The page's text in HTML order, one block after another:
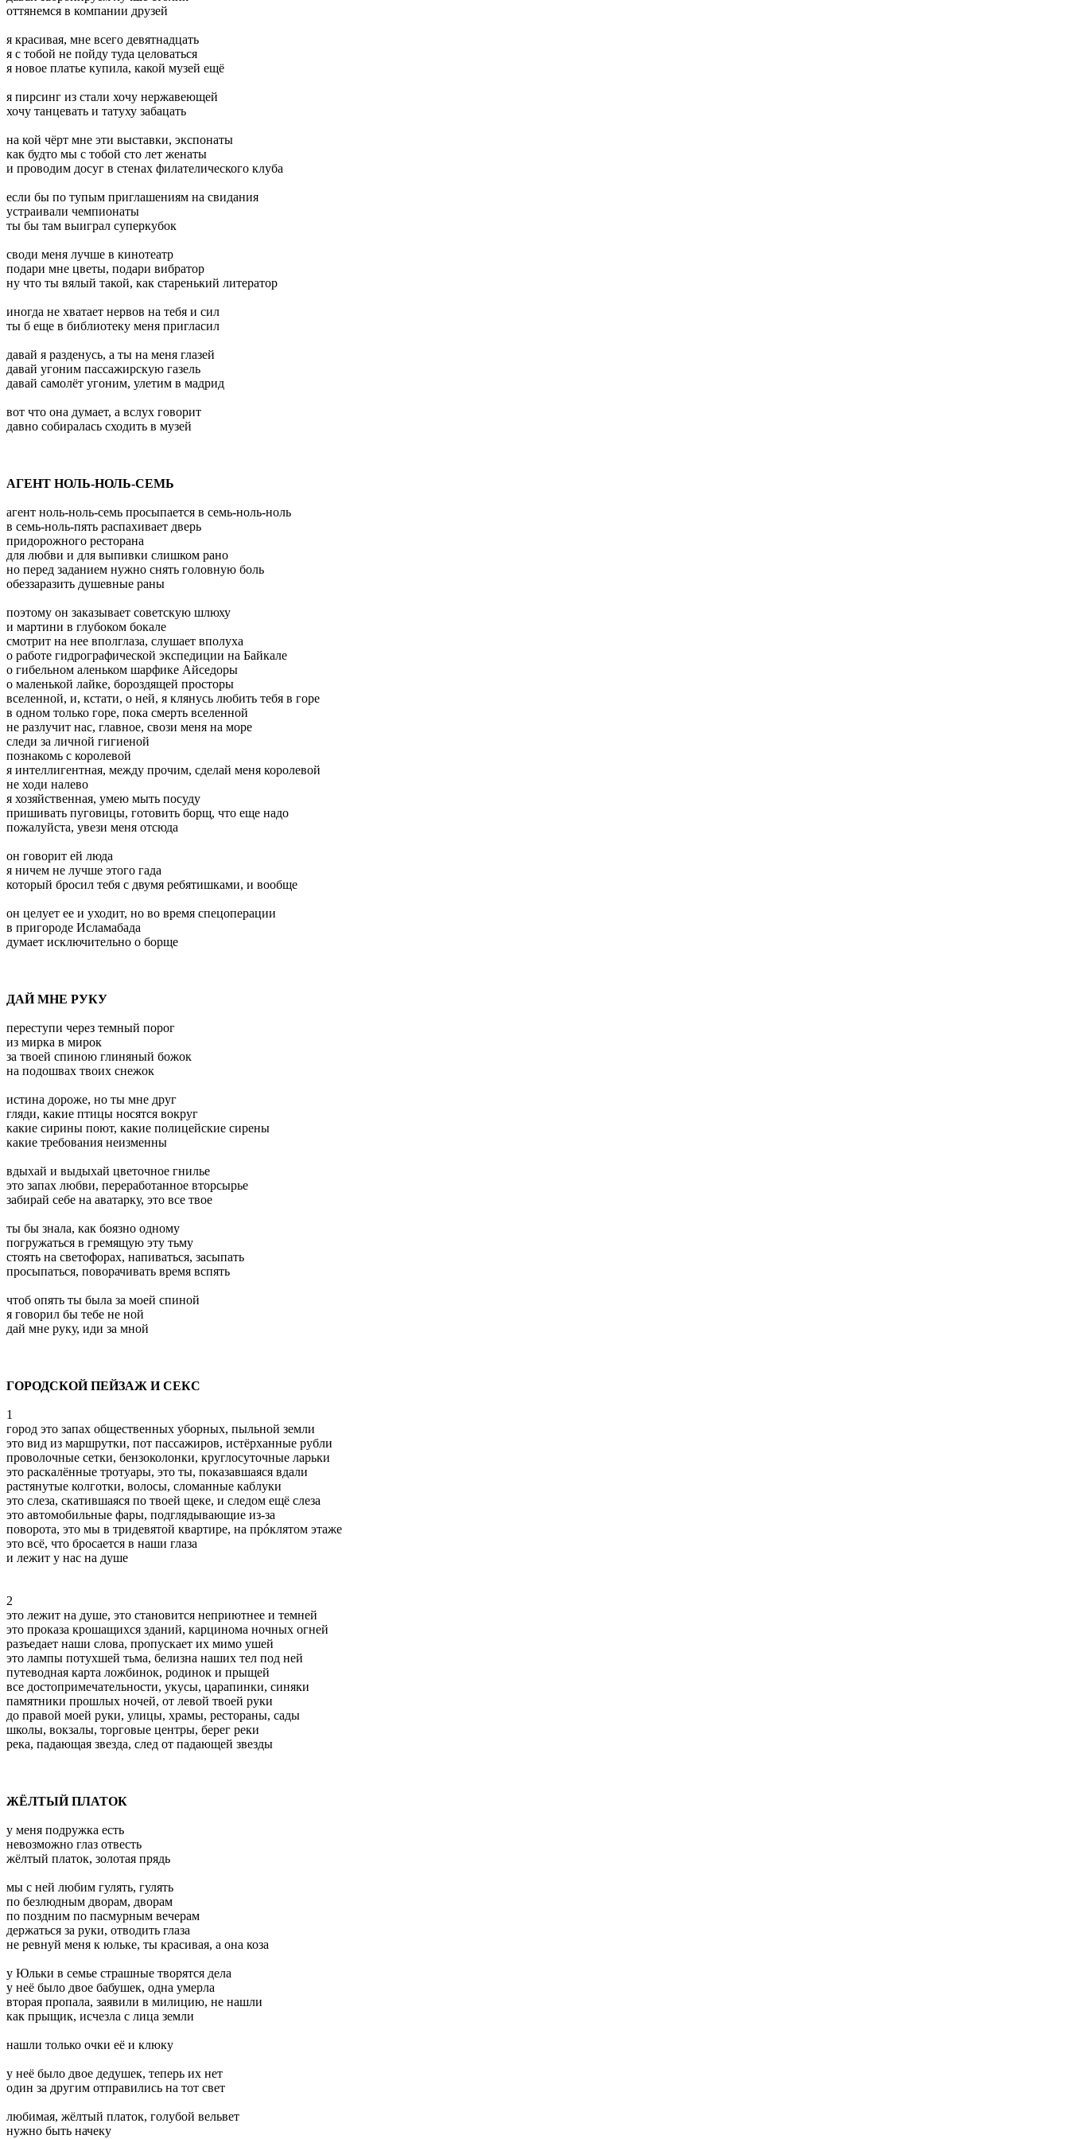
оттянемся в компании друзей
я красивая, мне всего девятнадцать
я с тобой не пойду туда целоваться
я новое платье купила, какой музей ещё
я пирсинг из стали хочу нержавеющей
хочу танцевать и татуху забацать
на кой чёрт мне эти выставки, экспонаты
как будто мы с тобой сто лет женаты
и проводим досуг в стенах филателического клуба
если бы по тупым приглашениям на свидания
устраивали чемпионаты
ты бы там выиграл суперкубок
своди меня лучше в кинотеатр
подари мне цветы, подари вибратор
ну что ты вялый такой, как старенький литератор
иногда не хватает нервов на тебя и сил
ты б еще в библиотеку меня пригласил
давай я разденусь, а ты на меня глазей
давай угоним пассажирскую газель
давай самолёт угоним, улетим в мадрид
вот что она думает, а вслух говорит
давно собиралась сходить в музей
АГЕНТ НОЛЬ-НОЛЬ-СЕМЬ
агент ноль-ноль-семь просыпается в семь-ноль-ноль
в семь-ноль-пять распахивает дверь
придорожного ресторана
для любви и для выпивки слишком рано
но перед заданием нужно снять головную боль
обеззаразить душевные раны
поэтому он заказывает советскую шлюху
и мартини в глубоком бокале
смотрит на нее вполглаза, слушает вполуха
о работе гидрографической экспедиции на Байкале
о гибельном аленьком шарфике Айседоры
о маленькой лайке, бороздящей просторы
вселенной, и, кстати, о ней, я клянусь любить тебя в горе
в одном только горе, пока смерть вселенной
не разлучит нас, главное, свози меня на море
следи за личной гигиеной
познакомь с королевой
я интеллигентная, между прочим, сделай меня королевой
не ходи налево
я хозяйственная, умею мыть посуду
пришивать пуговицы, готовить борщ, что еще надо
пожалуйста, увези меня отсюда
он говорит ей люда
я ничем не лучше этого гада
который бросил тебя с двумя ребятишками, и вообще
он целует ее и уходит, но во время спецоперации
в пригороде Исламабада
думает исключительно о борще
ДАЙ МНЕ РУКУ
переступи через темный порог
из мирка в мирок
за твоей спиною глиняный божок
на подошвах твоих снежок
истина дороже, но ты мне друг
гляди, какие птицы носятся вокруг
какие сирины поют, какие полицейские сирены
какие требования неизменны
вдыхай и выдыхай цветочное гнилье
это запах любви, переработанное вторсырье
забирай себе на аватарку, это все твое
ты бы знала, как боязно одному
погружаться в гремящую эту тьму
стоять на светофорах, напиваться, засыпать
просыпаться, поворачивать время вспять
чтоб опять ты была за моей спиной
я говорил бы тебе не ной
дай мне руку, иди за мной
ГОРОДСКОЙ ПЕЙЗАЖ И СЕКС
1
город это запах общественных уборных, пыльной земли
это вид из маршрутки, пот пассажиров, истёрханные рубли
проволочные сетки, бензоколонки, круглосуточные ларьки
это раскалённые тротуары, это ты, показавшаяся вдали
растянутые колготки, волосы, сломанные каблуки
это слеза, скатившаяся по твоей щеке, и следом ещё слеза
это автомобильные фары, подглядывающие из-за
поворота, это мы в тридевятой квартире, на прóклятом этаже
это всё, что бросается в наши глаза
и лежит у нас на душе
2
это лежит на душе, это становится неприютнее и темней
это проказа крошащихся зданий, карцинома ночных огней
разъедает наши слова, пропускает их мимо ушей
это лампы потухшей тьма, белизна наших тел под ней
путеводная карта ложбинок, родинок и прыщей
все достопримечательности, укусы, царапинки, синяки
памятники прошлых ночей, от левой твоей руки
до правой моей руки, улицы, храмы, рестораны, сады
школы, вокзалы, торговые центры, берег реки
река, падающая звезда, след от падающей звезды
ЖЁЛТЫЙ ПЛАТОК
у меня подружка есть
невозможно глаз отвесть
жёлтый платок, золотая прядь
мы с ней любим гулять, гулять
по безлюдным дворам, дворам
по поздним по пасмурным вечерам
держаться за руки, отводить глаза
не ревнуй меня к юльке, ты красивая, а она коза
у Юльки в семье страшные творятся дела
у неё было двое бабушек, одна умерла
вторая пропала, заявили в милицию, не нашли
как прыщик, исчезла с лица земли
нашли только очки её и клюку
у неё было двое дедушек, теперь их нет
один за другим отправились на тот свет
любимая, жёлтый платок, голубой вельвет
нужно быть начеку